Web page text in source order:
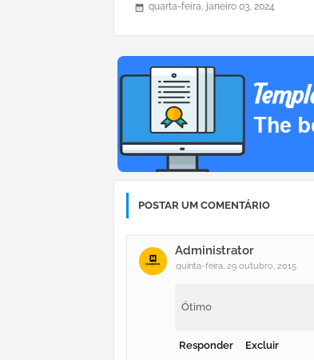
quarta-feira, janeiro 03, 2024
POSTAR UM COMENTÁRIO
Administrator
quinta-feira, 29 outubro, 2015
Ótimo
Responder Excluir